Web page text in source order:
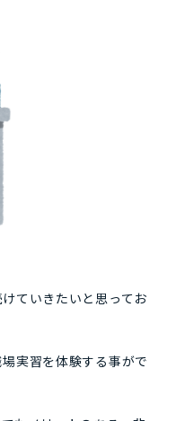
ていきたいと思ってお
実習を体験する事がで